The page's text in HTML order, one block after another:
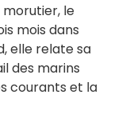
morutier, le
mois dans
elle relate sa
des marins
courants et la